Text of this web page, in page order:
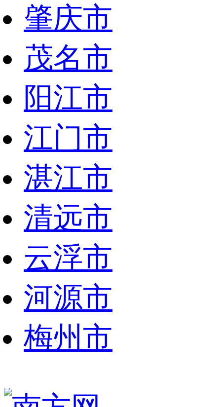
肇庆市
茂名市
阳江市
江门市
湛江市
清远市
云浮市
河源市
梅州市